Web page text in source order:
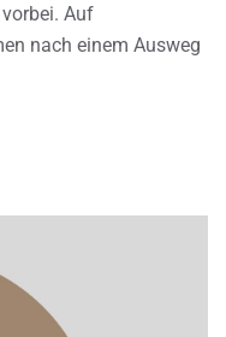
Auf
nach einem Ausweg